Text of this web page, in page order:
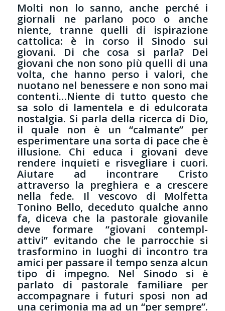
Molti non lo sanno, anche perché i
giornali ne parlano poco o anche
niente, tranne quelli di ispirazione
cattolica: è in corso il Sinodo sui
giovani. Di che cosa si parla? Dei
giovani che non sono più quelli di una
volta, che hanno perso i valori, che
nuotano nel benessere e non sono mai
contenti…Niente di tutto questo che
sa solo di lamentela e di edulcorata
nostalgia. Si parla della ricerca di Dio,
il quale non è un “calmante” per
esperimentare una sorta di pace che è
illusione. Chi educa i giovani deve
rendere inquieti e risvegliare i cuori.
Aiutare ad incontrare Cristo
attraverso la preghiera e a crescere
nella fede. Il vescovo di Molfetta
Tonino Bello, deceduto qualche anno
fa, diceva che la pastorale giovanile
deve formare “giovani contempl-
attivi” evitando che le parrocchie si
trasformino in luoghi di incontro tra
amici per passare il tempo senza alcun
tipo di impegno. Nel Sinodo si è
parlato di pastorale familiare per
accompagnare i futuri sposi non ad
una cerimonia ma ad un “per sempre”.